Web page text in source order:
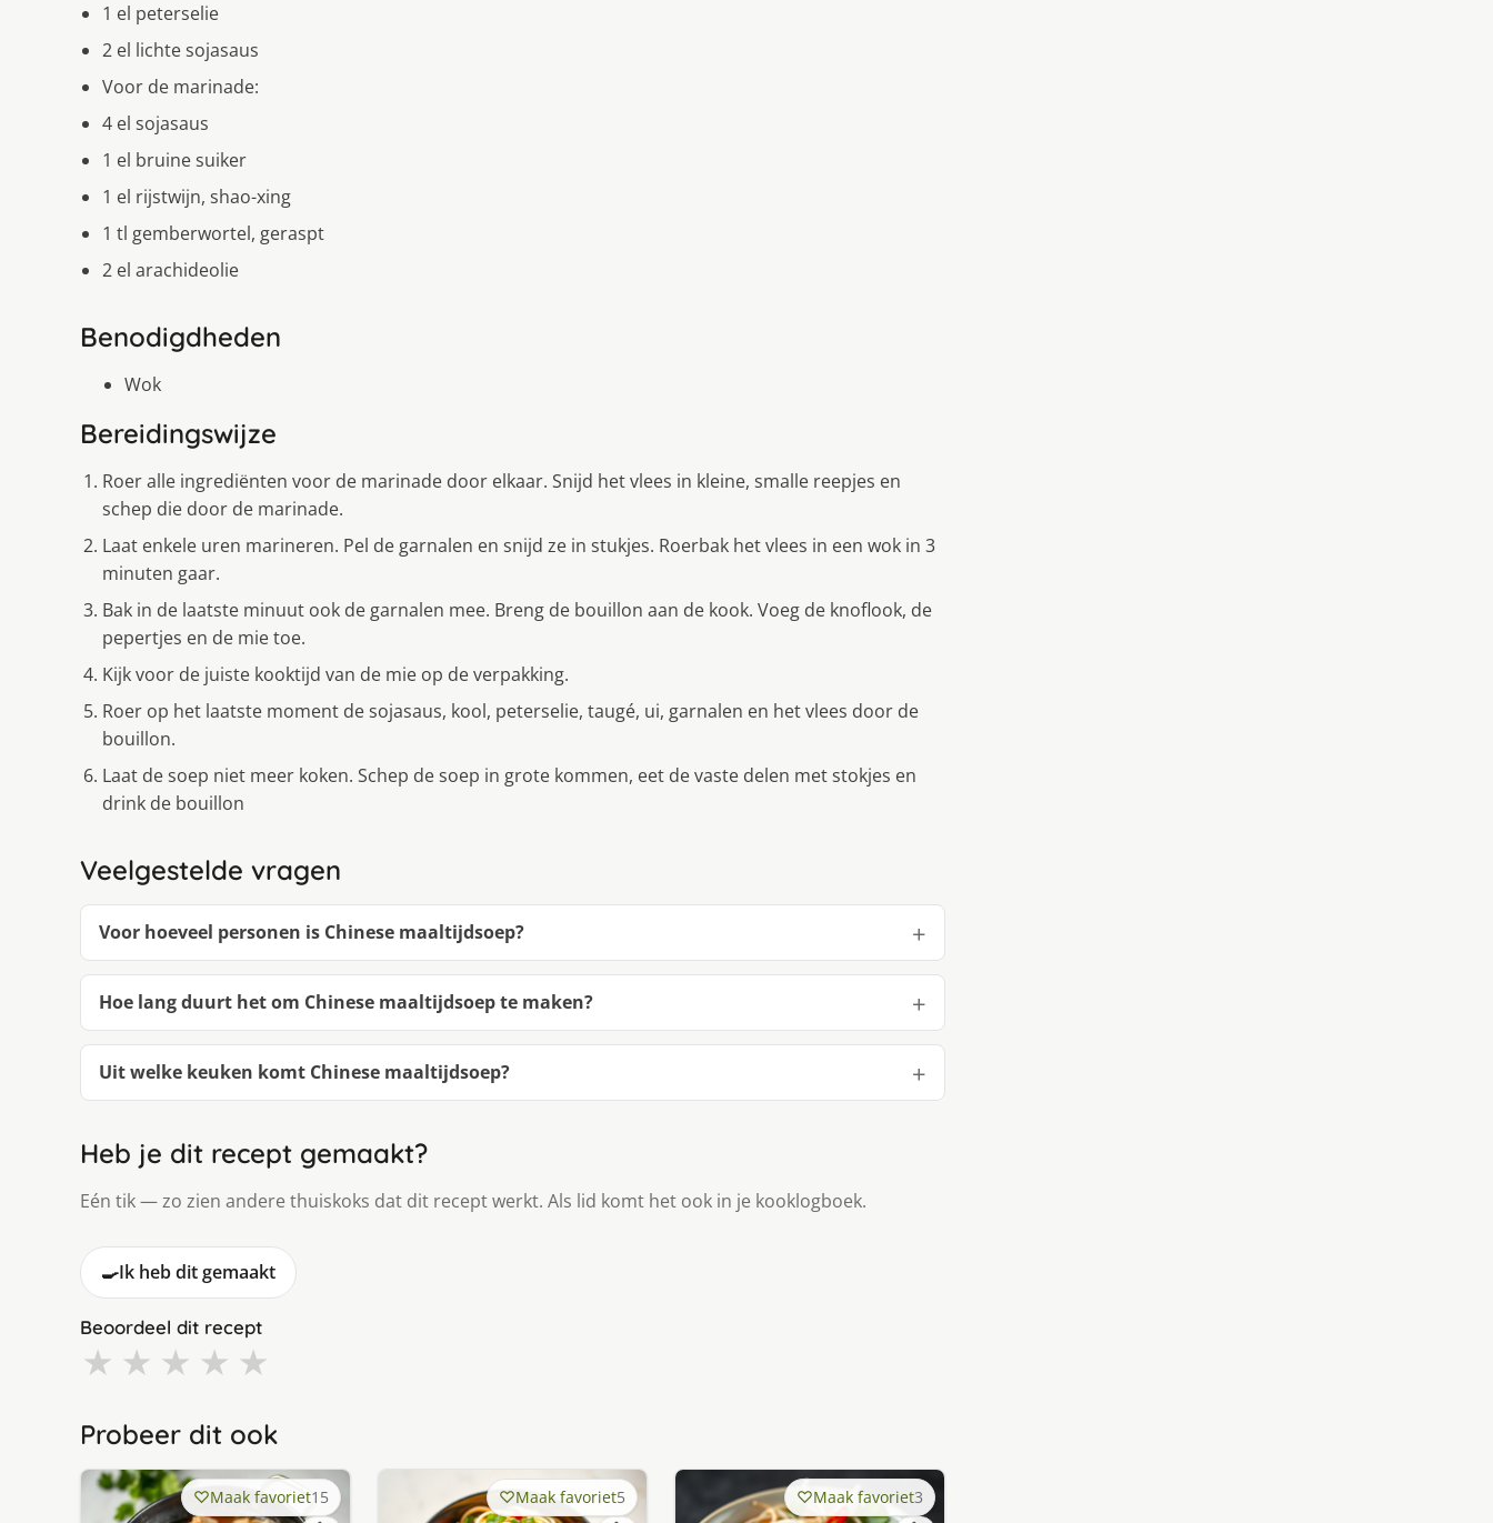
1 el peterselie
2 el lichte sojasaus
Voor de marinade:
4 el sojasaus
1 el bruine suiker
1 el rijstwijn, shao-xing
1 tl gemberwortel, geraspt
2 el arachideolie
Benodigdheden
Wok
Bereidingswijze
Roer alle ingrediënten voor de marinade door elkaar. Snijd het vlees in kleine, smalle reepjes en
schep die door de marinade.
Laat enkele uren marineren. Pel de garnalen en snijd ze in stukjes. Roerbak het vlees in een wok in 3
minuten gaar.
Bak in de laatste minuut ook de garnalen mee. Breng de bouillon aan de kook. Voeg de knoflook, de
pepertjes en de mie toe.
Kijk voor de juiste kooktijd van de mie op de verpakking.
Roer op het laatste moment de sojasaus, kool, peterselie, taugé, ui, garnalen en het vlees door de
bouillon.
Laat de soep niet meer koken. Schep de soep in grote kommen, eet de vaste delen met stokjes en
drink de bouillon
Veelgestelde vragen
Voor hoeveel personen is Chinese maaltijdsoep?
Hoe lang duurt het om Chinese maaltijdsoep te maken?
Uit welke keuken komt Chinese maaltijdsoep?
Heb je dit recept gemaakt?
Eén tik — zo zien andere thuiskoks dat dit recept werkt. Als lid komt het ook in je kooklogboek.
🍳Ik heb dit gemaakt
Beoordeel dit recept
★ ★ ★ ★ ★
Probeer dit ook
Maak favoriet15 Maak favoriet5 Maak favoriet3